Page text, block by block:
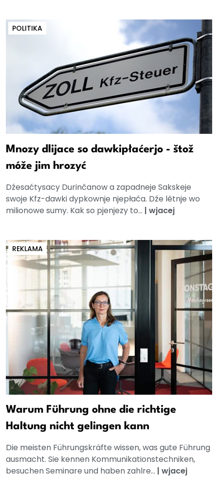
POLITIKA
Mnozy dlijace so dawkipłaćerjo - štož
móže jim hrozyć
Dźesaćtysacy Durinčanow a zapadneje Sakskeje
swoje Kfz-dawki dypkownje njepłaća. Dźe lětnje wo
milionowe sumy. Kak so pjenjezy to... | wjacej
REKLAMA
Warum Führung ohne die richtige
Haltung nicht gelingen kann
Die meisten Führungskräfte wissen, was gute Führung
ausmacht. Sie kennen Kommunikationstechniken,
besuchen Seminare und haben zahlre... | wjacej